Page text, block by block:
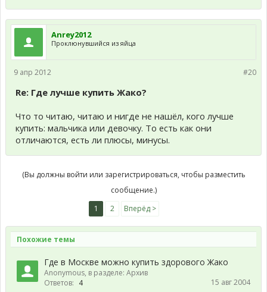
Anrey2012
Проклюнувшийся из яйца
#20
9 апр 2012
Re: Где лучше купить Жако?
Что то читаю, читаю и нигде не нашёл, кого лучше
купить: мальчика или девочку. То есть как они
отличаются, есть ли плюсы, минусы.
(Вы должны войти или зарегистрироваться, чтобы разместить
сообщение.)
1
2 Вперёд >
Похожие темы
Где в Москве можно купить здорового Жако
Anonymous, в разделе: Архив
Ответов: 4 15 авг 2004